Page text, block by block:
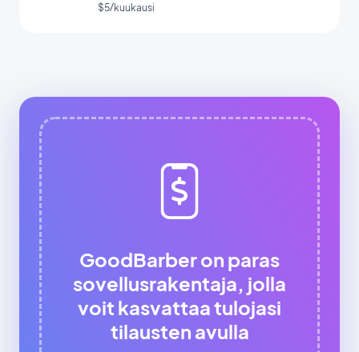
$5/kuukausi
GoodBarber on paras
sovellusrakentaja, jolla
voit kasvattaa tulojasi
tilausten avulla